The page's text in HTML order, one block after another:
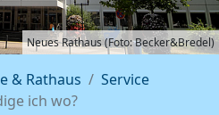
Neues Rathaus (Foto: Becker&Bredel)
& Rathaus
Service
ich wo?